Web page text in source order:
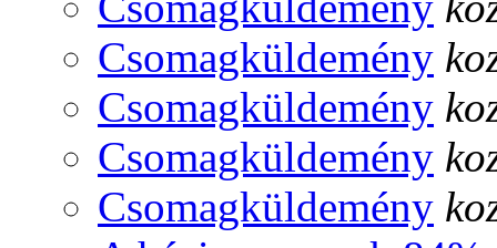
Csomagküldemény
Csomagküldemény
Csomagküldemény
Csomagküldemény